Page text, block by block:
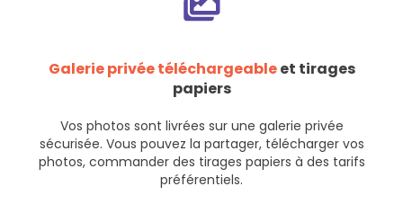
Galerie privée téléchargeableet tirages
papiers
Vos photos sont livrées sur une galerie privée
sécurisée. Vous pouvez la partager, télécharger vos
photos, commander des tirages papiers à des tarifs
préférentiels.